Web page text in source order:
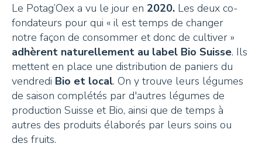
Le Potag’Oex a vu le jour en 2020. Les deux co-
fondateurs pour qui « il est temps de changer
notre façon de consommer et donc de cultiver »
adhèrent naturellement au label Bio Suisse. Ils
mettent en place une distribution de paniers du
vendredi Bio et local. On y trouve leurs légumes
de saison complétés par d'autres légumes de
production Suisse et Bio, ainsi que de temps à
autres des produits élaborés par leurs soins ou
des fruits.